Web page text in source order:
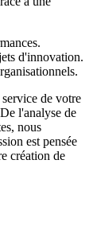
d'innovation.
de votre
l'analyse de
nous
est pensée
création de